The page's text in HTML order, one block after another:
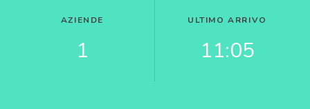
AZIENDE
1
ULTIMO ARRIVO
11:05